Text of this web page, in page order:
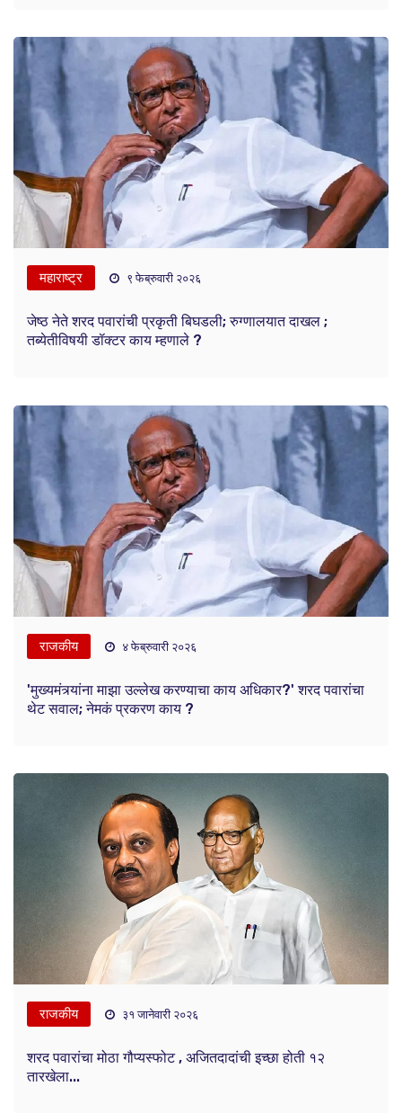
महाराष्ट्र ९ फेब्रुवारी २०२६
जेष्ठ नेते शरद पवारांची प्रकृती बिघडली; रुग्णालयात दाखल ;
तब्येतीविषयी डॉक्टर काय म्हणाले ?
राजकीय ४ फेब्रुवारी २०२६
'मुख्यमंत्र्यांना माझा उल्लेख करण्याचा काय अधिकार?' शरद पवारांचा
थेट सवाल; नेमकं प्रकरण काय ?
राजकीय ३१ जानेवारी २०२६
शरद पवारांचा मोठा गौप्यस्फोट , अजितदादांची इच्छा होती १२
तारखेला...